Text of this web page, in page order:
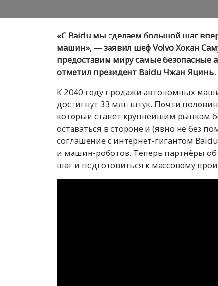
«С Baidu мы сделаем большой шаг
машин», — заявил шеф Volvo Хокан
предоставим миру самые безопасные
отметил президент Baidu Чжан Яцинь.
К 2040 году продажи автономных
достигнут 33 млн штук. Почти
который станет крупнейшим рынком
оставаться в стороне и (явно не без
соглашение с интернет-гигантом
и машин-роботов. Теперь партнёры
шаг и подготовиться к массовому